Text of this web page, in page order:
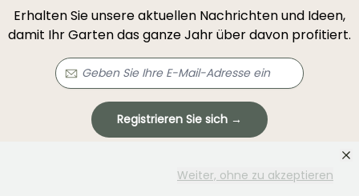
Weiter, ohne zu akzeptieren
Erhalten Sie unsere aktuellen Nachrichten und Ideen,
damit Ihr Garten das ganze Jahr über davon profitiert.
Registrieren Sie sich →
Dieses Formular ist durch reCAPTCHA geschützt – es gelten die
und dieNutzungsbedingungen.